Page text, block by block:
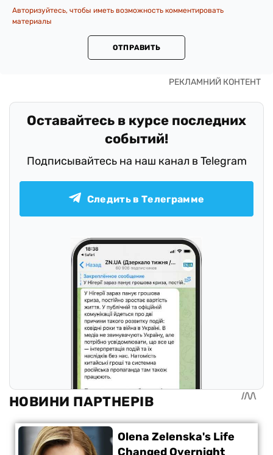
Авторизуйтесь, чтобы иметь возможность комментировать
материалы
ОТПРАВИТЬ
Оставайтесь в курсе последних
событий!
Подписывайтесь на наш канал в Telegram
Следить в Телеграмме